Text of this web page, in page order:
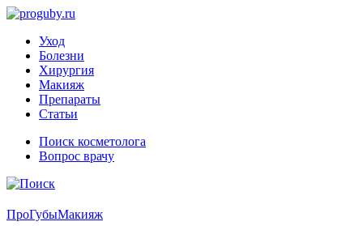
Уход
Болезни
Хирургия
Макияж
Препараты
Статьи
Поиск косметолога
Вопрос врачу
ПроГубыМакияж